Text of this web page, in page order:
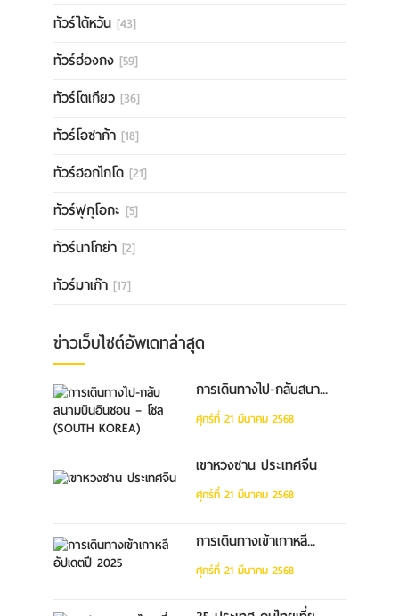
ทัวร์ไต้หวัน [43]
ทัวร์ฮ่องกง [59]
ทัวร์โตเกียว [36]
ทัวร์โอซาก้า [18]
ทัวร์ฮอกไกโด [21]
ทัวร์ฟุกุโอกะ [5]
ทัวร์นาโกย่า [2]
ทัวร์มาเก๊า [17]
ข่าวเว็บไซต์อัพเดทล่าสุด
การเดินทางไป-กลับสนา...
ศุกร์ที่ 21 มีนาคม 2568
เขาหวงซาน ประเทศจีน
ศุกร์ที่ 21 มีนาคม 2568
การเดินทางเข้าเกาหลี...
ศุกร์ที่ 21 มีนาคม 2568